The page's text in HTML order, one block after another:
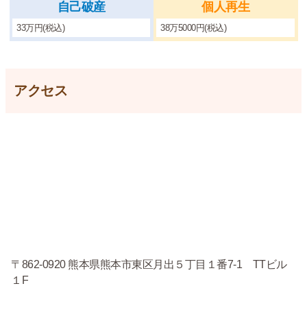
自己破産
33万円(税込)
個人再生
38万5000円(税込)
アクセス
〒862-0920 熊本県熊本市東区月出５丁目１番7-1 TTビル
１F